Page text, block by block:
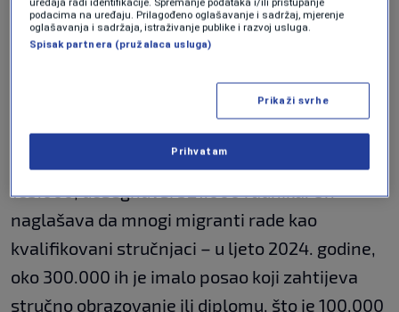
Stručnjak za migracije pri IW, Wido Geis-Thöne,
smatra da bi smanjenje kvote bilo pogrešno.
Prema njegovim podacima, broj zaposlenih iz
zemalja Zapadnog Balkana, koji ne pripadaju
EU, porastao je između 2019. i 2024. za
165.000, dosegnuvši 521.000 radnika. On
naglašava da mnogi migranti rade kao
kvalifikovani stručnjaci – u ljeto 2024. godine,
oko 300.000 ih je imalo posao koji zahtijeva
stručno obrazovanje ili diplomu, što je 100.000
podacima na uređaju. Prilagođeno oglašavanje i sadržaj, mjerenje
oglašavanja i sadržaja, istraživanje publike i razvoj usluga.
Spisak partnera (pružalaca usluga)
Prikaži svrhe
Prihvatam